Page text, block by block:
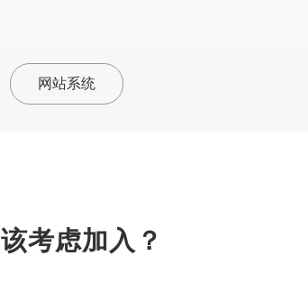
网站系统
考虑加入？